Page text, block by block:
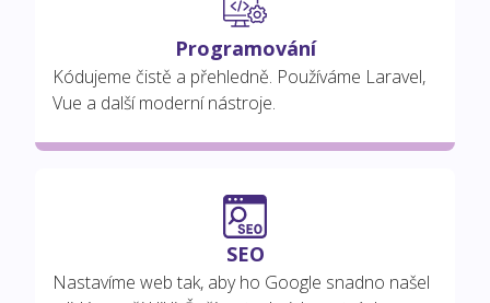
Programování
Kódujeme čistě a přehledně. Používáme Laravel,
Vue a další moderní nástroje.
SEO
Nastavíme web tak, aby ho Google snadno našel